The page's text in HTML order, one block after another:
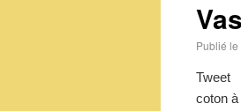
Publié le
Tweet
coton